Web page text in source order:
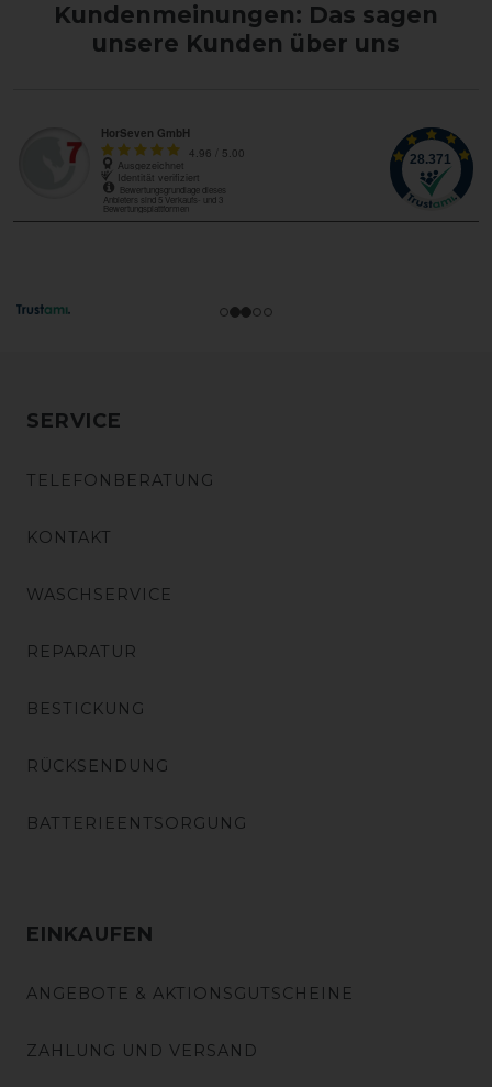
Kundenmeinungen: Das sagen
unsere Kunden über uns
SERVICE
TELEFONBERATUNG
KONTAKT
WASCHSERVICE
REPARATUR
BESTICKUNG
RÜCKSENDUNG
BATTERIEENTSORGUNG
EINKAUFEN
ANGEBOTE & AKTIONSGUTSCHEINE
ZAHLUNG UND VERSAND